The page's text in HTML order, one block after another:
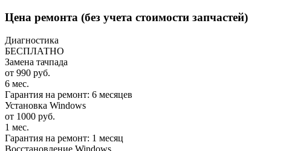
Цена ремонта (без учета стоимости запчастей)
Диагностика
БЕСПЛАТНО
Замена тачпада
от 990 руб.
6 мес.
Гарантия на ремонт: 6 месяцев
Установка Windows
от 1000 руб.
1 мес.
Гарантия на ремонт: 1 месяц